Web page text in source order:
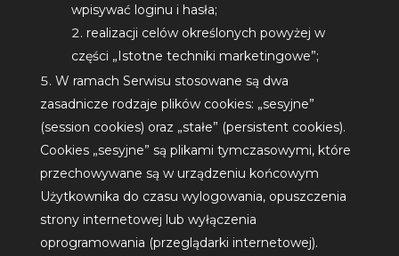
wpisywać loginu i hasła;
realizacji celów określonych powyżej w
części „Istotne techniki marketingowe”;
W ramach Serwisu stosowane są dwa
zasadnicze rodzaje plików cookies: „sesyjne”
(session cookies) oraz „stałe” (persistent cookies).
Cookies „sesyjne” są plikami tymczasowymi, które
przechowywane są w urządzeniu końcowym
Użytkownika do czasu wylogowania, opuszczenia
strony internetowej lub wyłączenia
oprogramowania (przeglądarki internetowej).